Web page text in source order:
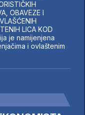
OBAVEZE I
LICA KOD
je namijenjena
i ovlaštenim